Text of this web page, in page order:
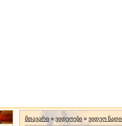
მთავარი » ვიდეოები » ვიდეო